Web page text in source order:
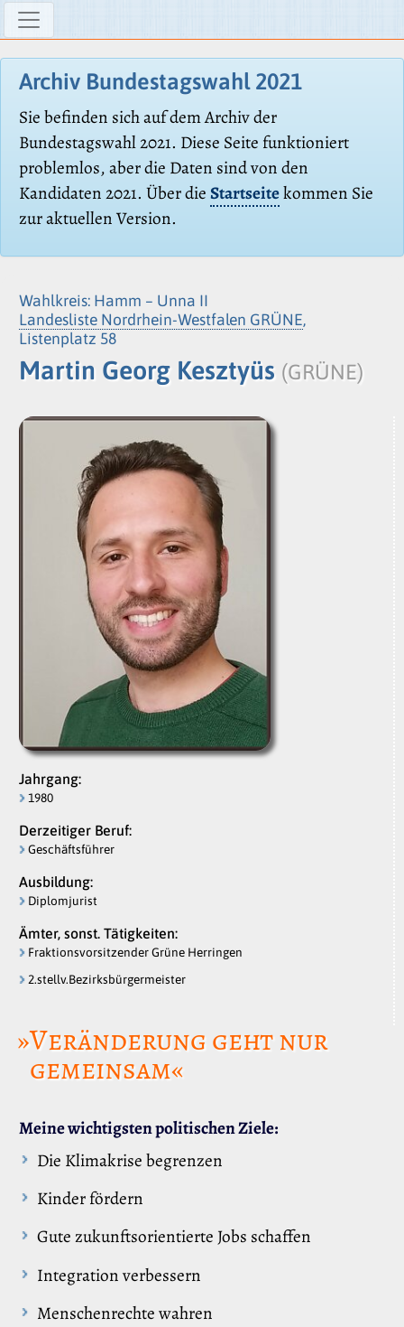
Archiv Bundestagswahl 2021
Sie befinden sich auf dem Archiv der
Bundestagswahl 2021. Diese Seite funktioniert
problemlos, aber die Daten sind von den
Kandidaten 2021. Über dieStartseitekommen Sie
zur aktuellen Version.
Wahlkreis: Hamm – Unna II
Landesliste Nordrhein-Westfalen GRÜNE,
Listenplatz 58
Martin Georg Kesztyüs (GRÜNE)
Jahrgang:
1980
Derzeitiger Beruf:
Geschäftsführer
Ausbildung:
Diplomjurist
Ämter, sonst. Tätigkeiten:
Fraktionsvorsitzender Grüne Herringen
2.stellv.Bezirksbürgermeister
»Veränderung geht nur
gemeinsam«
Meine wichtigsten politischen Ziele:
Die Klimakrise begrenzen
Kinder fördern
Gute zukunftsorientierte Jobs schaffen
Integration verbessern
Menschenrechte wahren